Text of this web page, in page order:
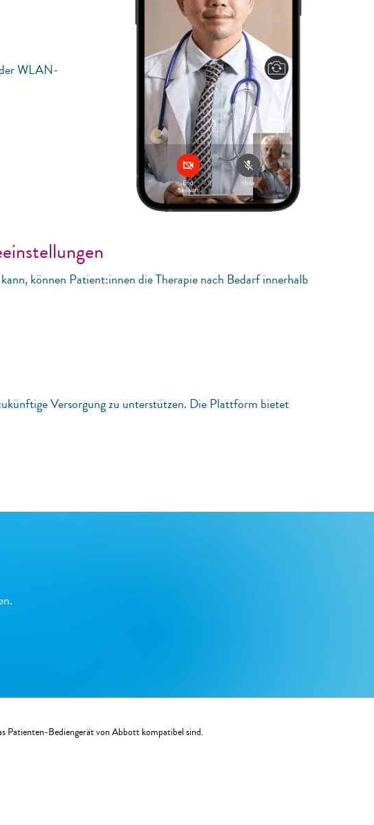
WLAN-
können Patient:innen die Therapie nach Bedarf innerhalb
Versorgung zu unterstützen. Die Plattform bietet
Patienten-Bediengerät von Abbott kompatibel sind.